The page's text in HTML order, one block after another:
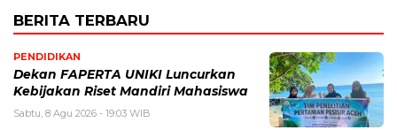
BERITA TERBARU
PENDIDIKAN
Dekan FAPERTA UNIKI Luncurkan
Kebijakan Riset Mandiri Mahasiswa
Sabtu, 8 Agu 2026 - 19:03 WIB